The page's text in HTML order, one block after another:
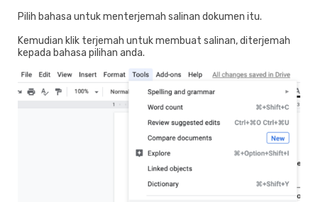
Pilih bahasa untuk menterjemah salinan dokumen itu.
Kemudian klik terjemah untuk membuat salinan, diterjemah
kepada bahasa pilihan anda.